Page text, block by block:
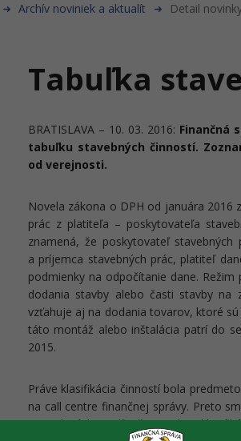
Archív noviniek a aktualít Detail
Tabuľka
BRATISLAVA – 10. 03. 2016: Finančná
tabuľku stavebných činností.
od verejnosti.
Novela zákona o DPH od januára 2016
prác z platiteľa – poskytovateľa
znamená, že poskytovateľ
a príjemca stavebných prác, platiteľ
podmienky na odpočítanie dane.
dodania stavby alebo časti stavby
vzťahuje aj na dodania tovarov, ktoré
táto montáž alebo inštalácia patrí do
2015.
Práve klasifikácia činností bola
na call centre finančnej správy. Preto
zatriedených podľa štatistickej